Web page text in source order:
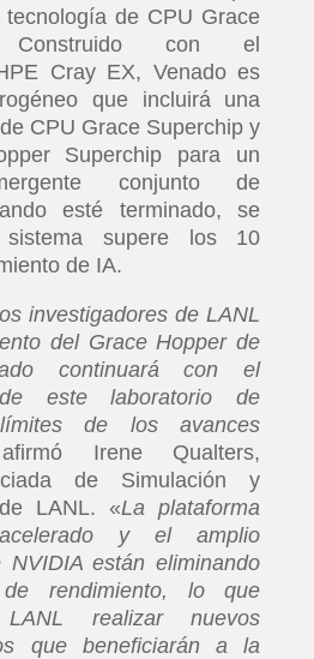
de CPU Grace
con el
Cray EX, Venado es
que incluirá una
CPU Grace Superchip y
Superchip para un
conjunto de
esté terminado, se
supere los 10
de IA.
investigadores de LANL
del Grace Hopper de
continuará con el
este laboratorio de
de los avances
Irene Qualters,
de Simulación y
LANL. «La plataforma
y el amplio
NVIDIA están eliminando
rendimiento, lo que
realizar nuevos
que beneficiarán a la